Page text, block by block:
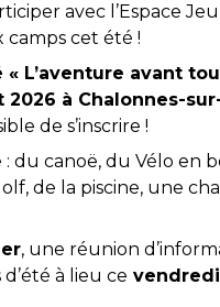
avec l’Espace
camps cet été !
« L’aventure avant
2026 à Chalonnes-
de s’inscrire !
du canoë, du Vélo en
de la piscine, une
, une réunion
à lieu ce